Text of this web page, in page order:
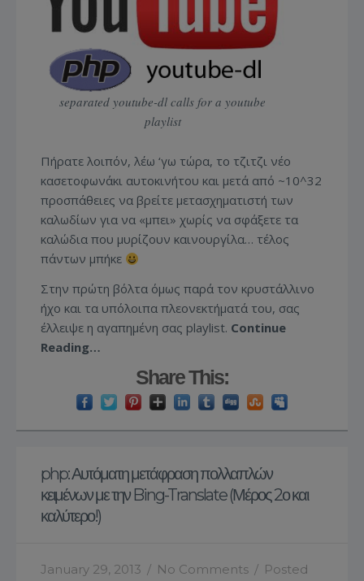
separated youtube-dl calls for a youtube
playlist
Πήρατε λοιπόν, λέω ‘γω τώρα, το τζιτζι νέο
κασετοφωνάκι αυτοκινήτου και μετά από ~10^32
προσπάθειες να βρείτε μετασχηματιστή των
καλωδίων για να «μπει» χωρίς να σφάξετε τα
καλώδια που μυρίζουν καινουργίλα… τέλος
πάντων μπήκε
Στην πρώτη βόλτα όμως παρά τον κρυστάλλινο
ήχο και τα υπόλοιπα πλεονεκτήματά του, σας
έλλειψε η αγαπημένη σας playlist. Continue
Reading…
Share This:
php: Αυτόματη μετάφραση πολλαπλών
κειμένων με την Bing-Translate (Μέρος 2ο και
καλύτερο!)
January 29, 2013 / No Comments / Posted